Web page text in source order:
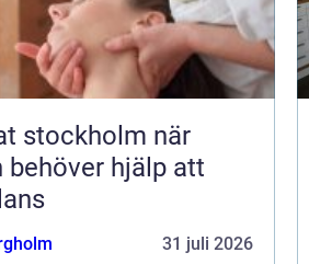
när
behöver hjälp att
31 juli 2026